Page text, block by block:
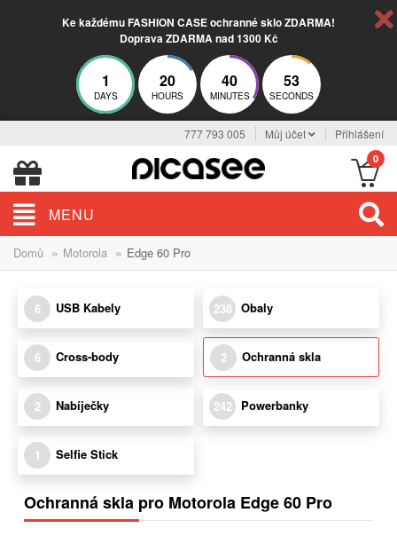
Ke každému FASHION CASE ochranné sklo ZDARMA!
Doprava ZDARMA nad 1300 Kč
1
DAYS
20
HOURS
40
MINUTES
53
SECONDS
777 793 005 Můj účet Přihlášení
0
MENU
Domů » Motorola » Edge 60 Pro
6 USB Kabely 238 Obaly
6 Cross-body 2 Ochranná skla
2 Nabíječky 242 Powerbanky
1 Selfie Stick
Ochranná skla pro Motorola Edge 60 Pro